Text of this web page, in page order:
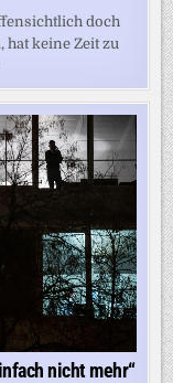
doch
keine Zeit zu
nicht mehr“